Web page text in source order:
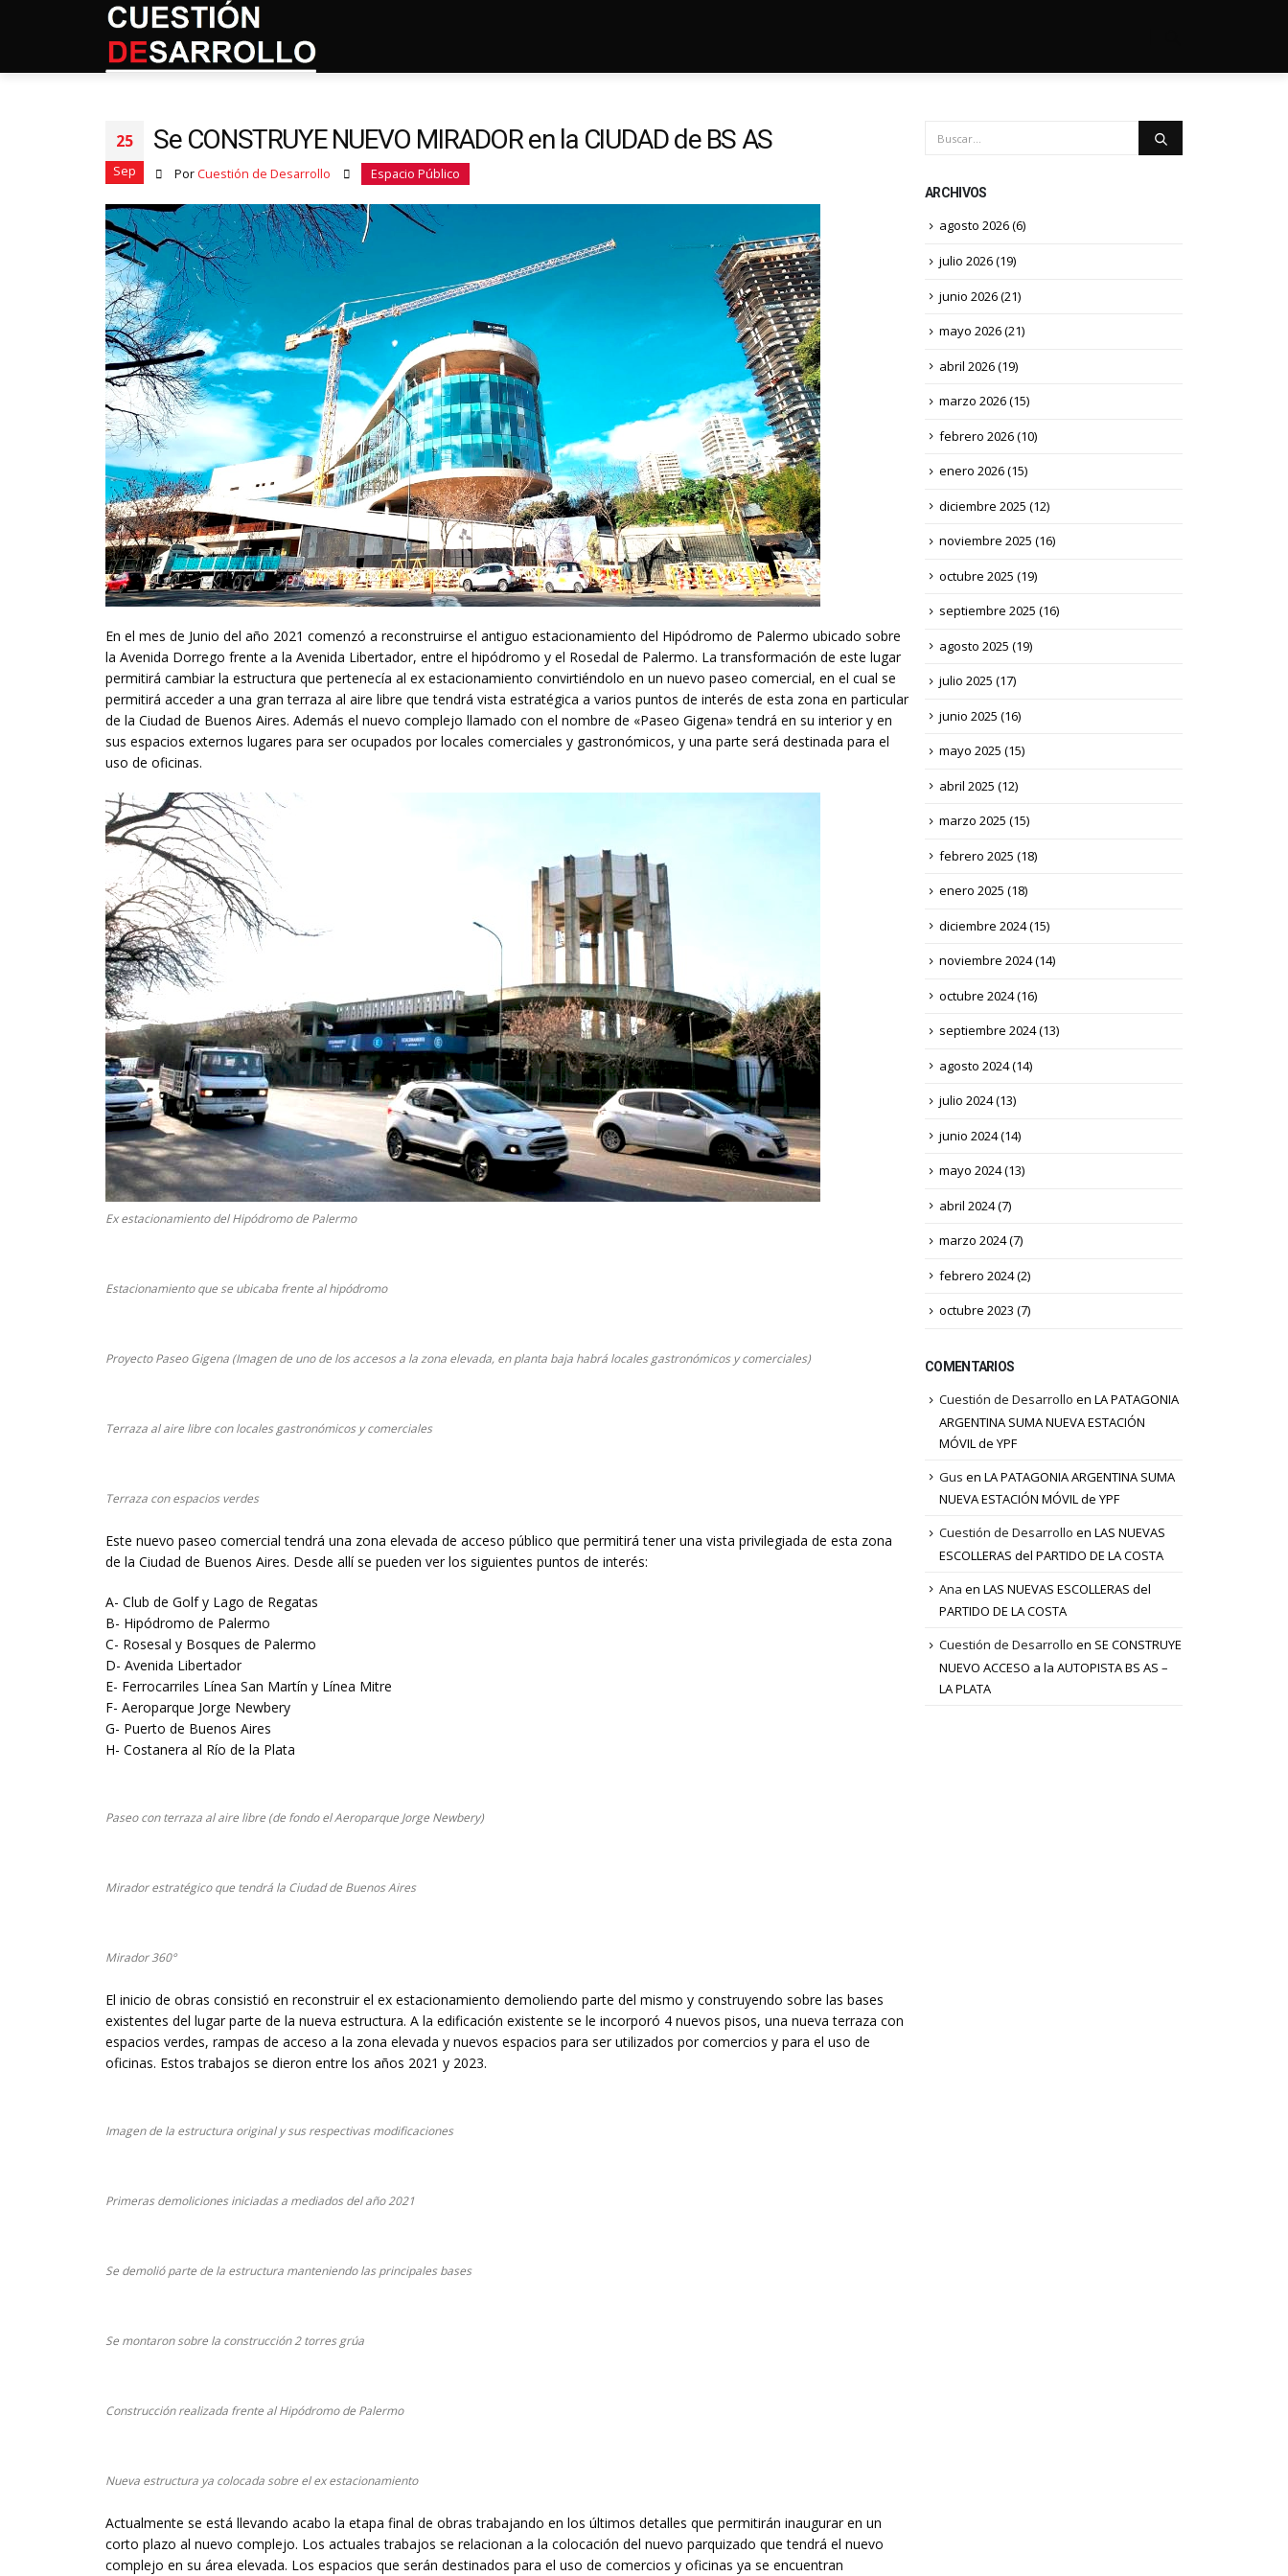
25
Sep
Se CONSTRUYE NUEVO MIRADOR en la CIUDAD de BS AS
Por Cuestión de Desarrollo Espacio Público
En el mes de Junio del año 2021 comenzó a reconstruirse el antiguo estacionamiento del Hipódromo de Palermo ubicado sobre
la Avenida Dorrego frente a la Avenida Libertador, entre el hipódromo y el Rosedal de Palermo. La transformación de este lugar
permitirá cambiar la estructura que pertenecía al ex estacionamiento convirtiéndolo en un nuevo paseo comercial, en el cual se
permitirá acceder a una gran terraza al aire libre que tendrá vista estratégica a varios puntos de interés de esta zona en particular
de la Ciudad de Buenos Aires. Además el nuevo complejo llamado con el nombre de «Paseo Gigena» tendrá en su interior y en
sus espacios externos lugares para ser ocupados por locales comerciales y gastronómicos, y una parte será destinada para el
uso de oficinas.
Ex estacionamiento del Hipódromo de Palermo
Estacionamiento que se ubicaba frente al hipódromo
Proyecto Paseo Gigena (Imagen de uno de los accesos a la zona elevada, en planta baja habrá locales gastronómicos y comerciales)
Terraza al aire libre con locales gastronómicos y comerciales
Terraza con espacios verdes
Este nuevo paseo comercial tendrá una zona elevada de acceso público que permitirá tener una vista privilegiada de esta zona
de la Ciudad de Buenos Aires. Desde allí se pueden ver los siguientes puntos de interés:
A- Club de Golf y Lago de Regatas
B- Hipódromo de Palermo
C- Rosesal y Bosques de Palermo
D- Avenida Libertador
E- Ferrocarriles Línea San Martín y Línea Mitre
F- Aeroparque Jorge Newbery
G- Puerto de Buenos Aires
H- Costanera al Río de la Plata
Paseo con terraza al aire libre (de fondo el Aeroparque Jorge Newbery)
Mirador estratégico que tendrá la Ciudad de Buenos Aires
Mirador 360°
El inicio de obras consistió en reconstruir el ex estacionamiento demoliendo parte del mismo y construyendo sobre las bases
existentes del lugar parte de la nueva estructura. A la edificación existente se le incorporó 4 nuevos pisos, una nueva terraza con
espacios verdes, rampas de acceso a la zona elevada y nuevos espacios para ser utilizados por comercios y para el uso de
oficinas. Estos trabajos se dieron entre los años 2021 y 2023.
Imagen de la estructura original y sus respectivas modificaciones
Primeras demoliciones iniciadas a mediados del año 2021
Se demolió parte de la estructura manteniendo las principales bases
Se montaron sobre la construcción 2 torres grúa
Construcción realizada frente al Hipódromo de Palermo
Nueva estructura ya colocada sobre el ex estacionamiento
Actualmente se está llevando acabo la etapa final de obras trabajando en los últimos detalles que permitirán inaugurar en un
corto plazo al nuevo complejo. Los actuales trabajos se relacionan a la colocación del nuevo parquizado que tendrá el nuevo
complejo en su área elevada. Los espacios que serán destinados para el uso de comercios y oficinas ya se encuentran
ARCHIVOS
agosto 2026(6)
julio 2026(19)
junio 2026(21)
mayo 2026(21)
abril 2026(19)
marzo 2026(15)
febrero 2026(10)
enero 2026(15)
diciembre 2025 (12)
noviembre 2025 (16)
octubre 2025 (19)
septiembre 2025 (16)
agosto 2025 (19)
julio 2025 (17)
junio 2025 (16)
mayo 2025 (15)
abril 2025 (12)
marzo 2025 (15)
febrero 2025 (18)
enero 2025 (18)
diciembre 2024(15)
noviembre 2024(14)
octubre 2024(16)
septiembre 2024(13)
agosto 2024(14)
julio 2024(13)
junio 2024(14)
mayo 2024(13)
abril 2024(7)
marzo 2024(7)
febrero 2024(2)
octubre 2023 (7)
COMENTARIOS
Cuestión de Desarrollo en LA PATAGONIA
ARGENTINA SUMA NUEVA ESTACIÓN
MÓVIL de YPF
Gus en LA PATAGONIA ARGENTINA SUMA
NUEVA ESTACIÓN MÓVIL de YPF
Cuestión de Desarrollo en LAS NUEVAS
ESCOLLERAS del PARTIDO DE LA COSTA
Ana en LAS NUEVAS ESCOLLERAS del
PARTIDO DE LA COSTA
Cuestión de Desarrollo en SE CONSTRUYE
NUEVO ACCESO a la AUTOPISTA BS AS –
LA PLATA